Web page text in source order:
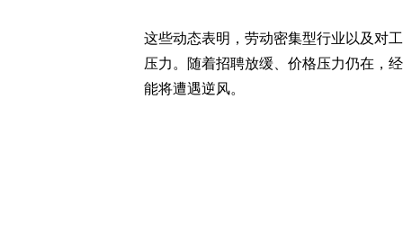
这些动态表明，劳动密集型行业以及对
压力。随着招聘放缓、价格压力仍在，
能将遭遇逆风。